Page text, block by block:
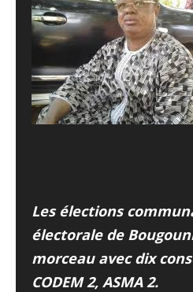
Les élections
électorale de
morceau avec dix
CODEM 2, ASMA 2.